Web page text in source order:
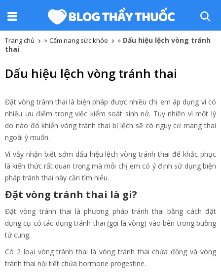
Trang chủ » Cẩm nang sức khỏe » Dấu hiệu lệch vòng tránh
thai
Dấu hiệu lệch vòng tránh thai
Đặt vòng tránh thai là biện pháp được nhiều chị em áp dụng vì có
nhiều ưu điểm trong việc kiểm soát sinh nở. Tuy nhiên vì một lý
do nào đó khiến vòng tránh thai bị lệch sẽ có nguy cơ mang thai
ngoài ý muốn.
Vì vậy nhận biết sớm dấu hiệu lệch vòng tránh thai để khắc phục
là kiến thức rất quan trọng mà mỗi chị em có ý định sử dụng biện
pháp tránh thai này cần tìm hiểu.
Đặt vòng tránh thai là gi?
Đặt vòng tránh thai là phương pháp tránh thai bằng cách đặt
dụng cụ có tác dụng tránh thai (gọi là vòng) vào bên trong buồng
tử cung.
Có 2 loại vòng tránh thai là vòng tránh thai chứa đồng và vòng
tránh thai nội tiết chứa hormone progestine.